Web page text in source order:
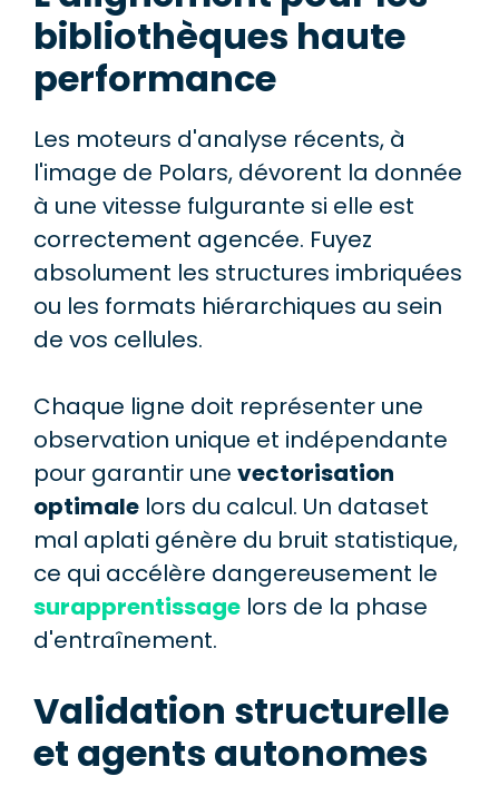
bibliothèques haute
performance
Les moteurs d'analyse récents, à
l'image de Polars, dévorent la donnée
à une vitesse fulgurante si elle est
correctement agencée. Fuyez
absolument les structures imbriquées
ou les formats hiérarchiques au sein
de vos cellules.
Chaque ligne doit représenter une
observation unique et indépendante
pour garantir une vectorisation
optimale lors du calcul. Un dataset
mal aplati génère du bruit statistique,
ce qui accélère dangereusement le
surapprentissage lors de la phase
d'entraînement.
Validation structurelle
et agents autonomes